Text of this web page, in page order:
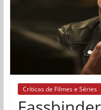
Críticas de Filmes e Séries